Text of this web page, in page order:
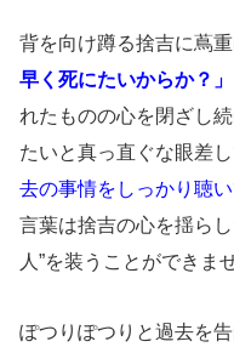
背を向け蹲る捨吉に蔦
早く死にたいからか？」
れたものの心を閉ざし
たいと真っ直ぐな眼差
去の事情をしっかり聴
言葉は捨吉の心を揺ら
人”を装うことができま
ぽつりぽつりと過去を